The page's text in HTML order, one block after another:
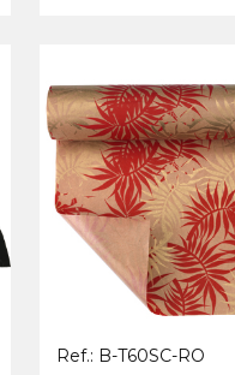
Ref.: B-T60SC-RO